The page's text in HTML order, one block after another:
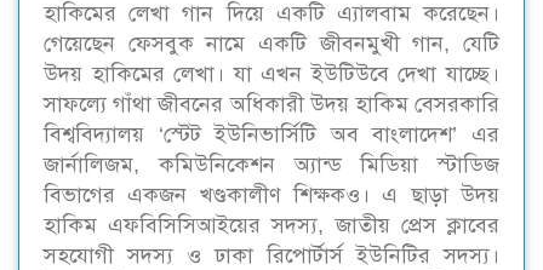
হাকিমের লেখা গান দিয়ে একটি এ্যালবাম করেছেন।
গেয়েছেন ফেসবুক নামে একটি জীবনমুখী গান, যেটি
উদয় হাকিমের লেখা। যা এখন ইউটিউবে দেখা যাচ্ছে।
সাফল্যে গাঁথা জীবনের অধিকারী উদয় হাকিম বেসরকারি
বিশ্ববিদ্যালয় ‘স্টেট ইউনিভার্সিটি অব বাংলাদেশ’ এর
জার্নালিজম, কমিউনিকেশন অ্যান্ড মিডিয়া স্টাডিজ
বিভাগের একজন খণ্ডকালীণ শিক্ষকও। এ ছাড়া উদয়
হাকিম এফবিসিসিআইয়ের সদস্য, জাতীয় প্রেস ক্লাবের
সহযোগী সদস্য ও ঢাকা রিপোর্টার্স ইউনিটির সদস্য।